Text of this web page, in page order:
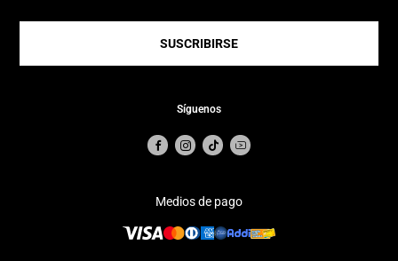
SUSCRIBIRSE
Síguenos
Medios de pago